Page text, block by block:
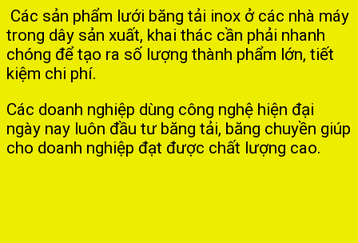
Các sản phẩm lưới băng tải inox ở các nhà máy
trong dây sản xuất, khai thác cần phải nhanh
chóng để tạo ra số lượng thành phẩm lớn, tiết
kiệm chi phí.
Các doanh nghiệp dùng công nghệ hiện đại
ngày nay luôn đầu tư băng tải, băng chuyền giúp
cho doanh nghiệp đạt được chất lượng cao.